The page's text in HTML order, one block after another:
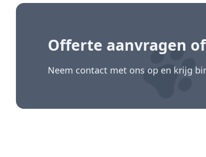
Offerte aanvragen
Neem contact met ons op en krijg